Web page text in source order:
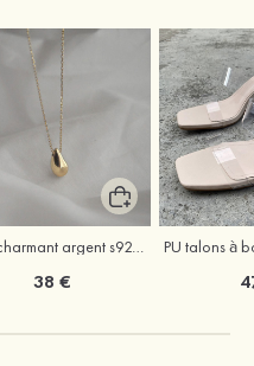
Beau charmant argent s925 colliers
38 €